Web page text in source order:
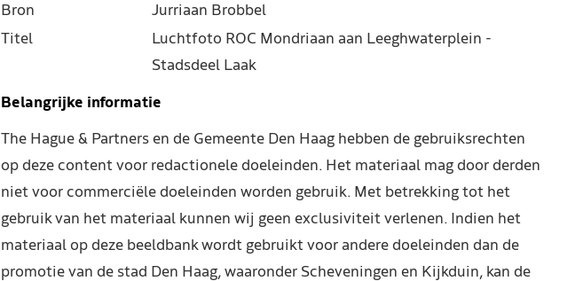
Bron
Jurriaan Brobbel
Titel
Luchtfoto ROC Mondriaan aan Leeghwaterplein -
Stadsdeel Laak
Belangrijke informatie
The Hague & Partners en de Gemeente Den Haag hebben de gebruiksrechten
op deze content voor redactionele doeleinden. Het materiaal mag door derden
niet voor commerciële doeleinden worden gebruik. Met betrekking tot het
gebruik van het materiaal kunnen wij geen exclusiviteit verlenen. Indien het
materiaal op deze beeldbank wordt gebruikt voor andere doeleinden dan de
promotie van de stad Den Haag, waaronder Scheveningen en Kijkduin, kan de